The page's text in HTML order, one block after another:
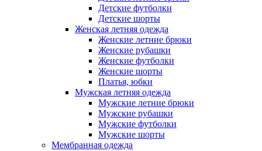
Детские футболки
Детские шорты
Женская летняя одежда
Женские летние брюки
Женские рубашки
Женские футболки
Женские шорты
Платья, юбки
Мужская летняя одежда
Мужские летние брюки
Мужские рубашки
Мужские футболки
Мужские шорты
Мембранная одежда